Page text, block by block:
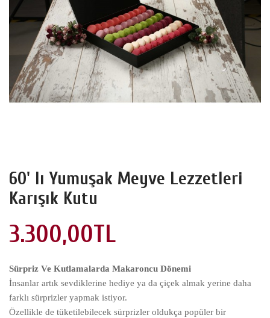
60' lı Yumuşak Meyve Lezzetleri
Karışık Kutu
3.300,00TL
Sürpriz Ve Kutlamalarda Makaroncu Dönemi
İnsanlar artık sevdiklerine hediye ya da çiçek almak yerine daha
farklı sürprizler yapmak istiyor.
Özellikle de tüketilebilecek sürprizler oldukça popüler bir